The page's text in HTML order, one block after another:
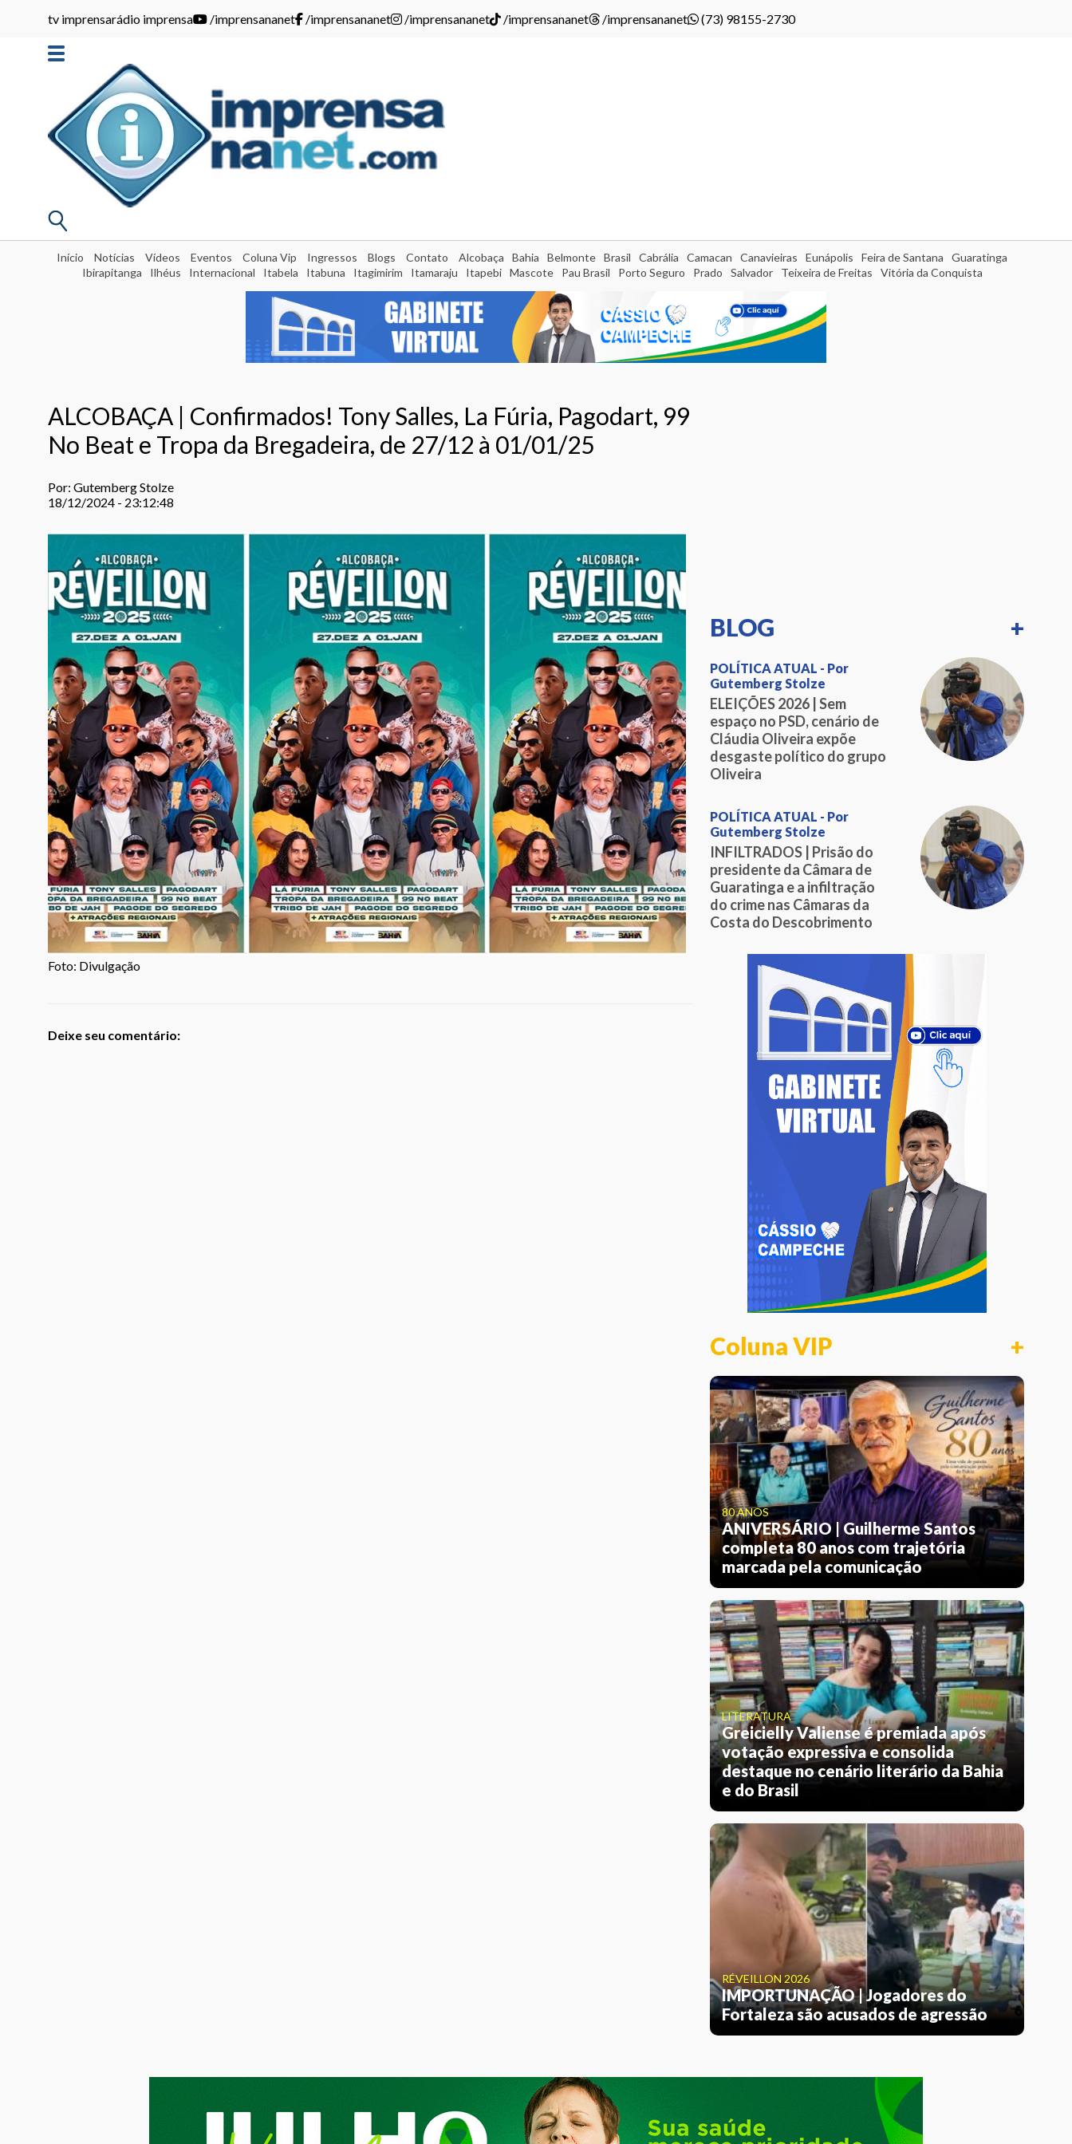
tv imprensarádio imprensa /imprensananet /imprensananet /imprensananet /imprensananet /imprensananet (73) 98155-2730
Início Notícias Vídeos Eventos Coluna Vip Ingressos Blogs Contato Alcobaça Bahia Belmonte Brasil Cabrália Camacan Canavieiras Eunápolis Feira de Santana
Guaratinga
Ibirapitanga
Ilhéus Internacional Itabela Itabuna Itagimirim Itamaraju Itapebi Mascote Pau Brasil Porto Seguro Prado Salvador Teixeira de Freitas Vitória da Conquista
ALCOBAÇA | Confirmados! Tony Salles, La Fúria, Pagodart, 99
No Beat e Tropa da Bregadeira, de 27/12 à 01/01/25
Por: Gutemberg Stolze
18/12/2024 - 23:12:48
Foto: Divulgação
Deixe seu comentário:
BLOG +
POLÍTICA ATUAL - Por
Gutemberg Stolze
ELEIÇÕES 2026 | Sem
espaço no PSD, cenário de
Cláudia Oliveira expõe
desgaste político do grupo
Oliveira
POLÍTICA ATUAL - Por
Gutemberg Stolze
INFILTRADOS | Prisão do
presidente da Câmara de
Guaratinga e a infiltração
do crime nas Câmaras da
Costa do Descobrimento
Coluna VIP +
80 ANOS
ANIVERSÁRIO | Guilherme Santos
completa 80 anos com trajetória
marcada pela comunicação
LITERATURA
Greicielly Valiense é premiada após
votação expressiva e consolida
destaque no cenário literário da Bahia
e do Brasil
RÉVEILLON 2026
IMPORTUNAÇÃO | Jogadores do
Fortaleza são acusados de agressão